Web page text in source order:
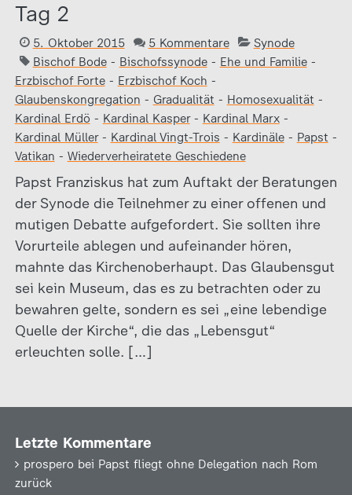
Tag 2
5. Oktober 2015 5 Kommentare
Synode
Bischof Bode- Bischofssynode- Ehe und Familie-
Erzbischof Forte- Erzbischof Koch -
Glaubenskongregation - Gradualität - Homosexualität -
Kardinal Erdö - Kardinal Kasper- Kardinal Marx-
Kardinal Müller- Kardinal Vingt-Trois - Kardinäle- Papst -
Vatikan - Wiederverheiratete Geschiedene
Papst Franziskus hat zum Auftakt der Beratungen
der Synode die Teilnehmer zu einer offenen und
mutigen Debatte aufgefordert. Sie sollten ihre
Vorurteile ablegen und aufeinander hören,
mahnte das Kirchenoberhaupt. Das Glaubensgut
sei kein Museum, das es zu betrachten oder zu
bewahren gelte, sondern es sei „eine lebendige
Quelle der Kirche“, die das „Lebensgut“
erleuchten solle. […]
Letzte Kommentare
prospero bei Papst fliegt ohne Delegation nach Rom
zurück